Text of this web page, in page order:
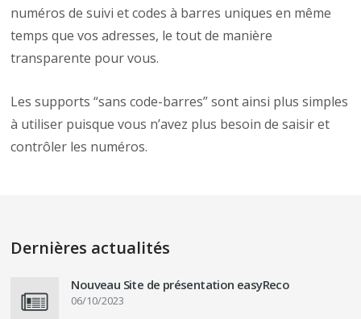
numéros de suivi et codes à barres uniques en même
temps que vos adresses, le tout de manière
transparente pour vous.
Les supports “sans code-barres” sont ainsi plus simples
à utiliser puisque vous n’avez plus besoin de saisir et
contrôler les numéros.
Dernières actualités
Nouveau Site de présentation easyReco
06/10/2023